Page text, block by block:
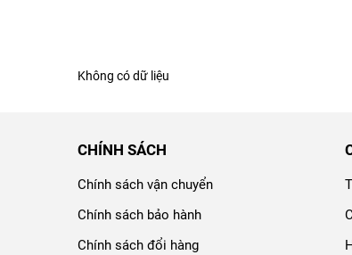
Không có dữ liệu
CHÍNH SÁCH
Chính sách vận chuyển
Chính sách bảo hành
Chính sách đổi hàng